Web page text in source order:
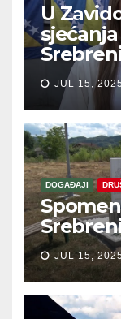
U
JUL 15, 2025
DOGAĐAJI
JUL 15,